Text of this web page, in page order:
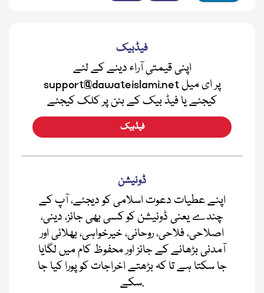
فیڈبیک
اپنی قیمتی آراء دینے کے لئے
support@dawateislami.net پر ای میل
کیجئے یا فیڈ بیک کے بٹن پر کلک کیجئے
فیڈبیک
ڈونیشن
اپنے عطیات دعوت اسلامی کو دیجئے، آپ کے
چندے یعنی ڈونیشن کو کسی بھی جائز، دینی،
اصلاحی، فلاحی، روحانی، خیرخواہی، بھلائی اور
آمدنی بڑھانے کے جائز اور محفوظ کام میں لگایا
جا سکتا ہے تا کہ بڑھتے اخراجات کو پورا کیا جا
سکے.